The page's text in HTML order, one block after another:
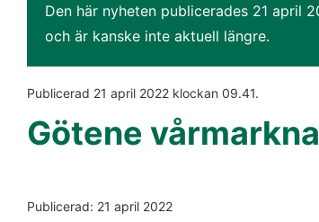
Den här nyheten publicerades 21 april
och är kanske inte aktuell längre.
Publicerad 21 april 2022 klockan 09.41.
Götene
Publicerad: 21 april 2022